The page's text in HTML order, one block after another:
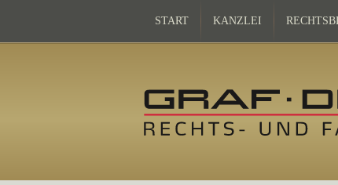
START KANZLEI